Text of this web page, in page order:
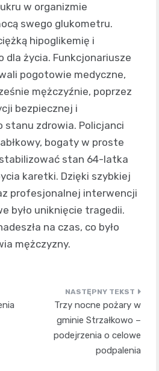
w organizmie
swego glukometru.
hipoglikemię i
dla życia. Funkcjonariusze
pogotowie medyczne,
mężczyźnie, poprzez
bezpiecznej i
stanu zdrowia. Policjanci
bogaty w proste
stabilizować stan 64-latka
karetki. Dzięki szybkiej
profesjonalnej interwencji
było uniknięcie tragedii.
na czas, co było
mężczyzny.
Trzy nocne pożary w
gminie Strzałkowo –
podejrzenia o celowe
podpalenia